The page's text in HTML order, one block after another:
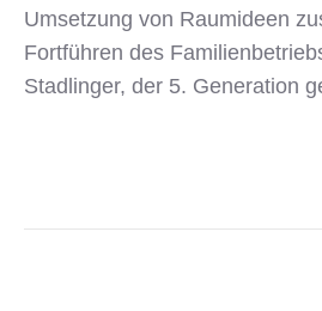
Umsetzung von Raumideen
Fortführen des
Stadlinger, der 5. Generation